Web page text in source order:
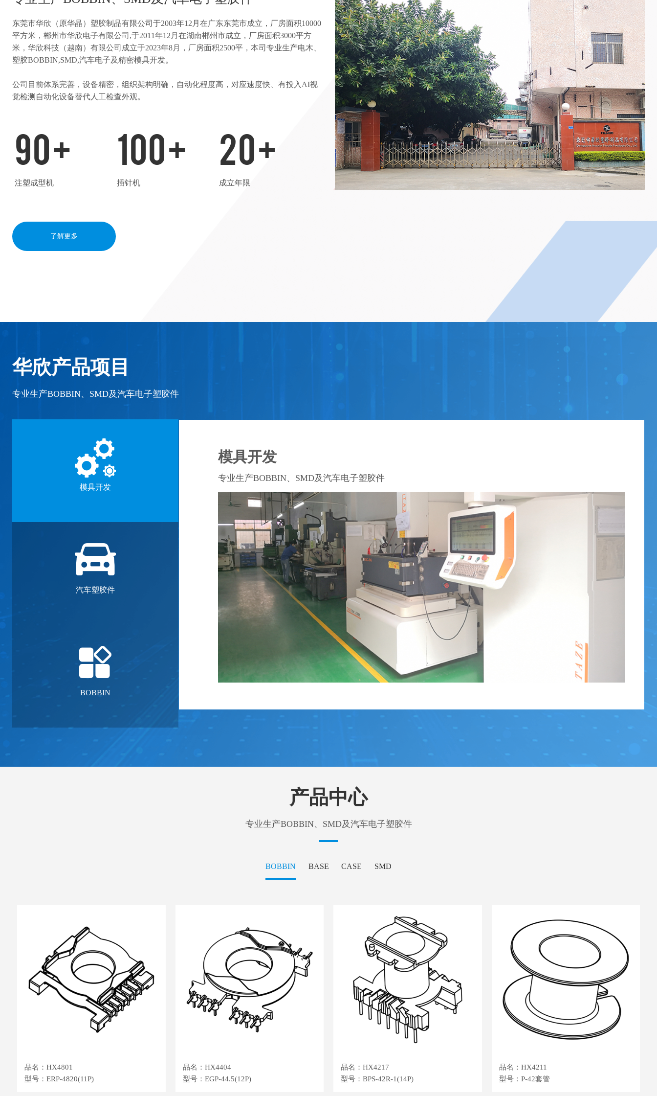
东莞市华欣（原华晶）塑胶制品有限公司于2003年12月在广东东莞市成立，厂房面积10000
平方米， 郴州市华欣电子有限公司,于2011年12月在湖南郴州市成立，厂房面积3000平方
米，华欣科技（越南）有限公司成立于2023年8月，厂房面积2500平， 本司专业生产电木、
塑胶BOBBIN,SMD,汽车电子及精密模具开发。
公司目前体系完善，设备精密，组织架构明确，自动化程度高，对应速度快、有投入AI视
觉检测自动化设备替代人工检查外观。
90+
注塑成型机
100+
插针机
20+
成立年限
了解更多
华欣产品项目
专业生产BOBBIN、SMD及汽车电子塑胶件
模具开发
汽车塑胶件
BOBBIN
模具开发
专业生产BOBBIN、SMD及汽车电子塑胶件
产品中心
专业生产BOBBIN、SMD及汽车电子塑胶件
BOBBIN BASE CASE SMD
品名：HX4801
型号：ERP-4820(11P)
品名：HX4404
型号：EGP-44.5(12P)
品名：HX4217
型号：BPS-42R-1(14P)
品名：HX4211
型号：P-42套管